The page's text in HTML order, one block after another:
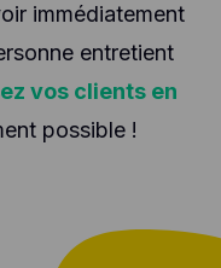
immédiatement
entretient
vos clients en
possible !